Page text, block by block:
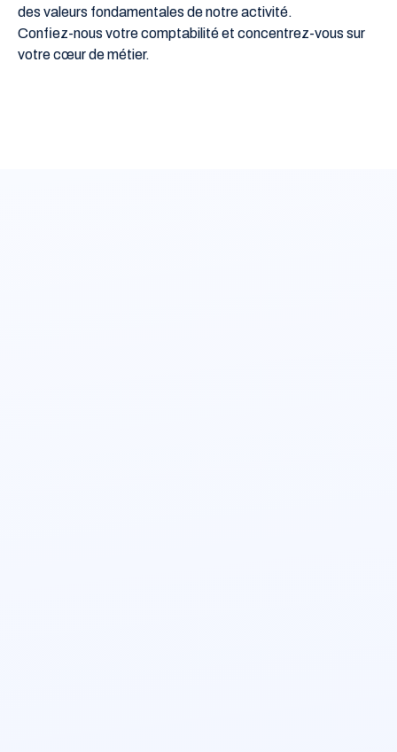
des valeurs fondamentales de notre activité.
Confiez-nous votre comptabilité et concentrez-vous sur
votre cœur de métier.